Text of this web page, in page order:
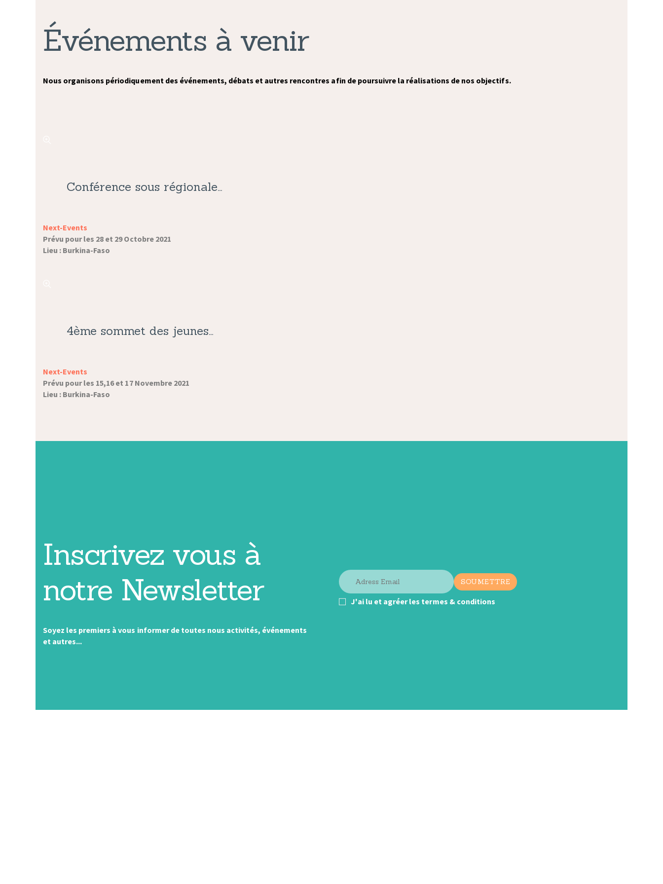
Événements à venir
Nous organisons périodiquement des événements, débats et autres rencontres afin de poursuivre la réalisations de nos objectifs.
Conférence sous régionale…
Next-Events
Prévu pour les 28 et 29 Octobre 2021
Lieu : Burkina-Faso
4ème sommet des jeunes…
Next-Events
Prévu pour les 15,16 et 17 Novembre 2021
Lieu : Burkina-Faso
Inscrivez vous à
notre Newsletter
Soyez les premiers à vous informer de toutes nous activités, événements
et autres...
J'ai lu et agréer les termes & conditions